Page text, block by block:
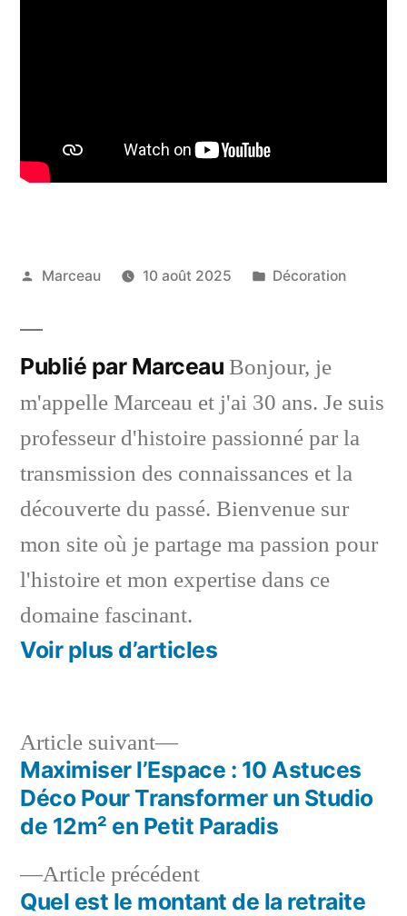
Publié
Marceau 10 août 2025
Publié
Décoration
Publié par Marceau Bonjour, je
m'appelle Marceau et j'ai 30 ans. Je suis
professeur d'histoire passionné par la
transmission des connaissances et la
découverte du passé. Bienvenue sur
mon site où je partage ma passion pour
l'histoire et mon expertise dans ce
domaine fascinant.
Voir plus d’articles
Navigation
de
l’article
Article précédentArticle
précédent :
Quel est le montant de la retraite
Article suivant
Article
suivant :
Maximiser l’Espace : 10 Astuces
Déco Pour Transformer un Studio
de 12m² en Petit Paradis